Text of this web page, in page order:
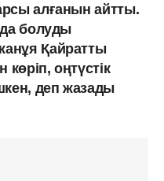
алғанын айтты.
болуды
Қайратты
оңтүстік
деп жазады